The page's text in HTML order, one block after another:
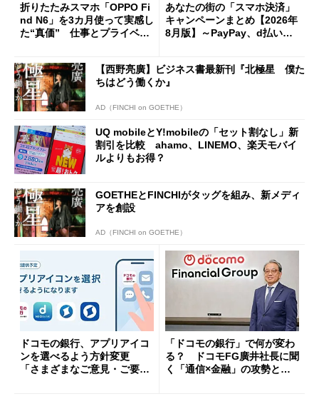
折りたたみスマホ「OPPO Fi
nd N6」を3カ月使って実感し
た“真価” 仕事とプライベー
あなたの街の「スマホ決済」
キャンペーンまとめ【2026年
8月版】～PayPay、d払い、a
【西野亮廣】ビジネス書最新刊『北極星 僕た
ちはどう働くか』
AD（FINCHI on GOETHE）
UQ mobileとY!mobileの「セット割なし」新
割引を比較 ahamo、LINEMO、楽天モバイ
ルよりもお得？
GOETHEとFINCHIがタッグを組み、新メディ
アを創設
AD（FINCHI on GOETHE）
ドコモの銀行、アプリアイコ
ンを選べるよう方針変更
「さまざまなご意見・ご要望
「ドコモの銀行」で何が変わ
る？ ドコモFG廣井社長に聞
く「通信×金融」の攻勢とグ